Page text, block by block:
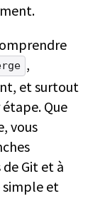
,
et surtout
Que
vous
Git et à
simple et